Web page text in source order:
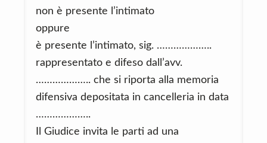
non è presente l’intimato
oppure
è presente l’intimato, sig. ………………..
rappresentato e difeso dall’avv.
……………….. che si riporta alla memoria
difensiva depositata in cancelleria in data
………………..
Il Giudice invita le parti ad una